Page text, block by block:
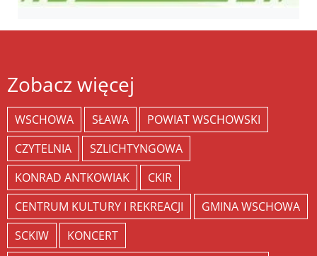
Zobacz więcej
WSCHOWA SŁAWA
POWIAT WSCHOWSKI
CZYTELNIA
SZLICHTYNGOWA
KONRAD ANTKOWIAK
CKIR
CENTRUM KULTURY I REKREACJI
GMINA WSCHOWA
SCKIW
KONCERT